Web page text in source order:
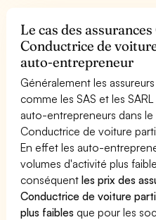
Le cas des
Conductrice de
auto-entrepreneur
Généralement les
comme les SAS et les
auto-entrepreneurs dans
Conductrice de voiture
En effet les auto-
volumes d'activité plus
conséquentles prix des
Conductrice de voiture
plus faibles que pour les